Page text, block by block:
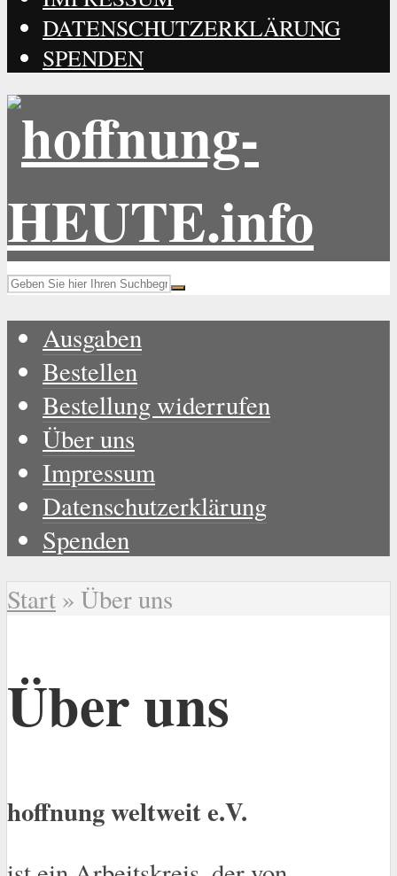
DATENSCHUTZERKLÄRUNG
SPENDEN
Ausgaben
Bestellen
Bestellung widerrufen
Über uns
Impressum
Datenschutzerklärung
Spenden
Start » Über uns
Über uns
hoffnung weltweit e.V.